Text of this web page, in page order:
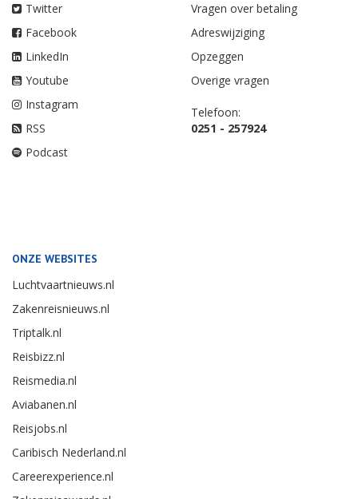
Twitter
Facebook
LinkedIn
Youtube
Instagram
RSS
Podcast
Vragen over betaling
Adreswijziging
Opzeggen
Overige vragen
Telefoon:
0251 - 257924
ONZE WEBSITES
Luchtvaartnieuws.nl
Zakenreisnieuws.nl
Triptalk.nl
Reisbizz.nl
Reismedia.nl
Aviabanen.nl
Reisjobs.nl
Caribisch Nederland.nl
Careerexperience.nl